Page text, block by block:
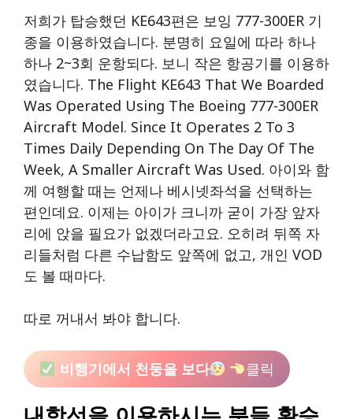
저희가 탑승했던 KE643편은 보잉 777-300ER 기
종을 이용하였습니다. 분명히 요일에 따라 하나
하나 2~3회 운항되다. 보니 작은 항공기를 이용하
였습니다. The Flight KE643 That We Boarded
Was Operated Using The Boeing 777-300ER
Aircraft Model. Since It Operates 2 To 3
Times Daily Depending On The Day Of The
Week, A Smaller Aircraft Was Used. 아이와 함
께 여행할 때는 언제나 베시넷좌석을 선택하는
편인데요. 이제는 아이가 크니까 굳이 가장 앞자
리에 앉을 필요가 없겠더라고요. 오히려 뒤쪽 자
리들처럼 다른 수납함도 앞쪽에 없고, 개인 VOD
도 볼 때마다.
따로 꺼내서 봐야 합니다.
비행기에서 천둥을 보다 클릭